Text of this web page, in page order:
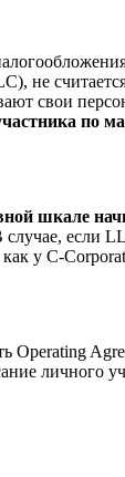
не
свои
по
шкале
если
у C-
Operating
личного